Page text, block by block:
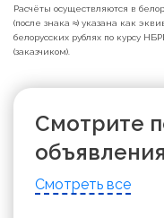
Расчёты осуществляются в
(после знака ≈) указана как
белорусских рублях по курсу
(заказчиком).
Смотрите
объявления
Смотреть все